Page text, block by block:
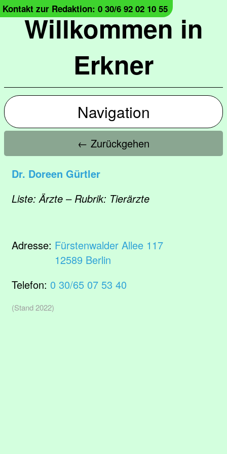
Willkommen in
Erkner
Kontakt zur Redaktion: 0 30/6 92 02 10 55
Navigation
← Zurückgehen
Dr. Doreen Gürtler
Liste: Ärzte – Rubrik: Tierärzte
Adresse: Fürstenwalder Allee 117
12589 Berlin
Telefon: 0 30/65 07 53 40
(Stand 2022)